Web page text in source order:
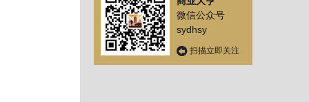
微信公众号
sydhsy
扫描立即关注